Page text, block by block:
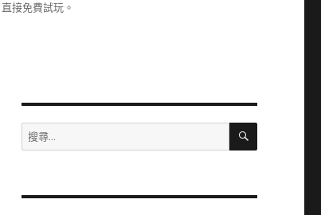
接免費試玩。
搜
尋
字:
搜